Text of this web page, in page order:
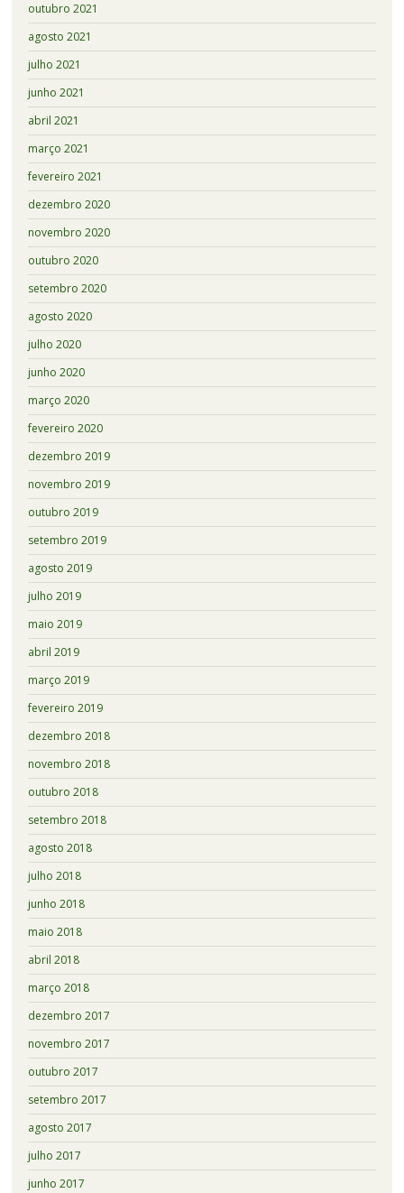
outubro 2021
agosto 2021
julho 2021
junho 2021
abril 2021
março 2021
fevereiro 2021
dezembro 2020
novembro 2020
outubro 2020
setembro 2020
agosto 2020
julho 2020
junho 2020
março 2020
fevereiro 2020
dezembro 2019
novembro 2019
outubro 2019
setembro 2019
agosto 2019
julho 2019
maio 2019
abril 2019
março 2019
fevereiro 2019
dezembro 2018
novembro 2018
outubro 2018
setembro 2018
agosto 2018
julho 2018
junho 2018
maio 2018
abril 2018
março 2018
dezembro 2017
novembro 2017
outubro 2017
setembro 2017
agosto 2017
julho 2017
junho 2017